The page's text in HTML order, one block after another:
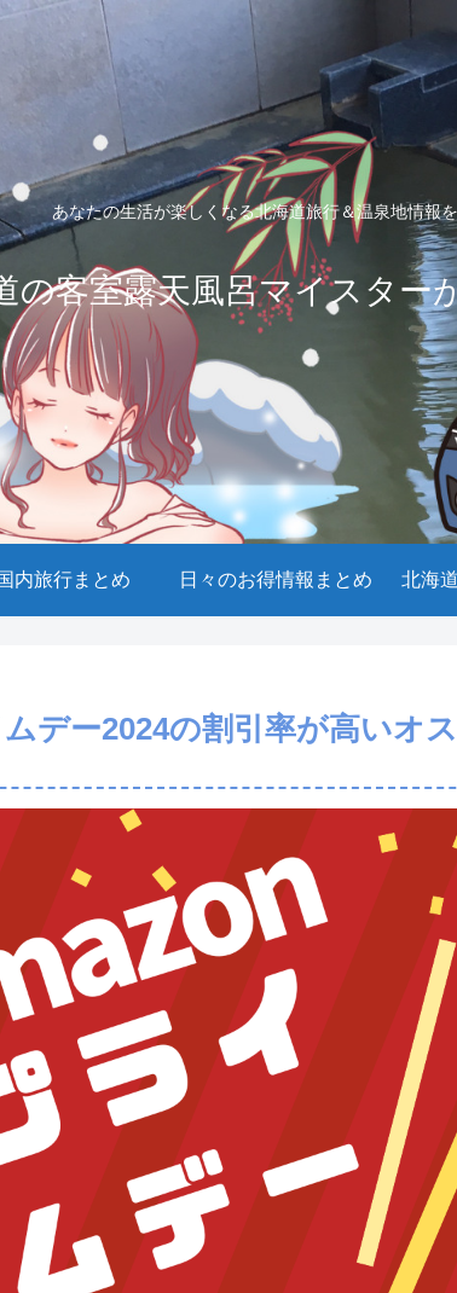
あなたの生活が楽しくなる北海道旅行＆温泉地情報
の客室露天風呂マイスター
内旅行まとめ 日々のお得情報まとめ 北海
デー2024の割引率が高いオ